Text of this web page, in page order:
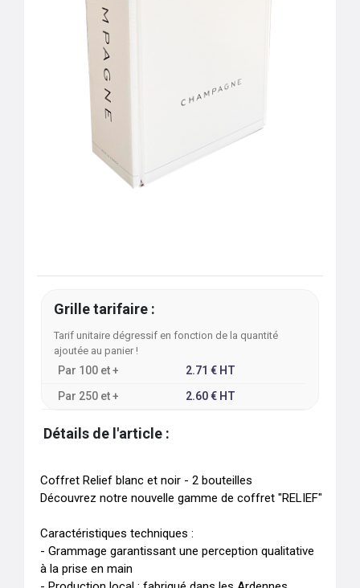
Grille tarifaire :
Tarif unitaire dégressif en fonction de la quantité
ajoutée au panier !
Par 100 et + 2.71 € HT
Par 250 et + 2.60€ HT
Détails de l'article :
Coffret Relief blanc et noir - 2 bouteilles
Découvrez notre nouvelle gamme de coffret "RELIEF"
Caractéristiques techniques :
- Grammage garantissant une perception qualitative
à la prise en main